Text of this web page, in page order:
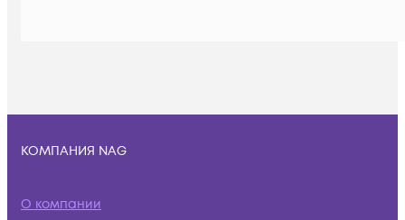
КОМПАНИЯ NAG
О компании